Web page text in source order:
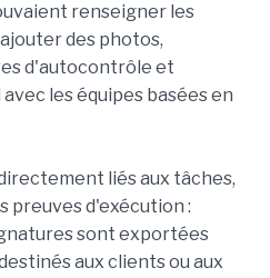
renseigner les
des photos,
d'autocontrôle et
les équipes basées en
liés aux tâches,
preuves d'exécution :
sont exportées
aux clients ou aux